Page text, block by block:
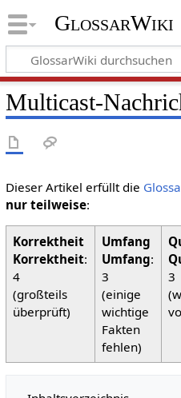
GlossarWiki
Multicast-
Dieser Artikel erfüllt die
nur teilweise:
Korrektheit:
4
(großteils
überprüft)
Umfang:
3
(einige
wichtige
Fakten
fehlen)
3